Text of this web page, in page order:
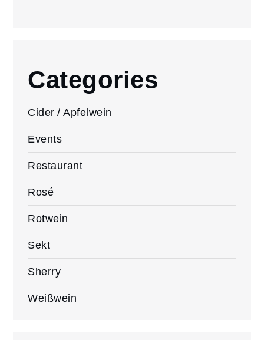
Categories
Cider / Apfelwein
Events
Restaurant
Rosé
Rotwein
Sekt
Sherry
Weißwein